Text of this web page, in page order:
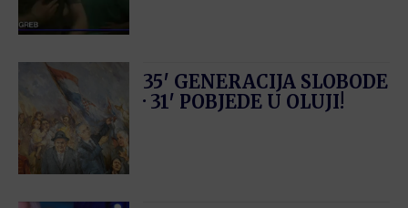
35′ GENERACIJA SLOBODE
· 31′ POBJEDE U OLUJI!